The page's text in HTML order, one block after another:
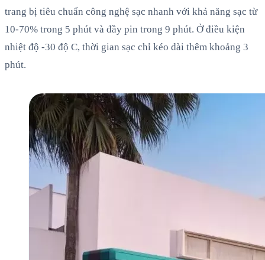
trang bị tiêu chuẩn công nghệ sạc nhanh với khả năng sạc từ
10-70% trong 5 phút và đầy pin trong 9 phút. Ở điều kiện
nhiệt độ -30 độ C, thời gian sạc chỉ kéo dài thêm khoảng 3
phút.